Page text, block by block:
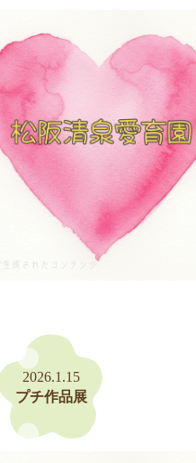
2026.1.15
プチ作品展